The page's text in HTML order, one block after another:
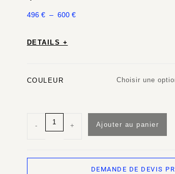
496 € – 600 €
DETAILS +
COULEUR Choisir une
- + Ajouter au panier
DEMANDE DE DEVIS